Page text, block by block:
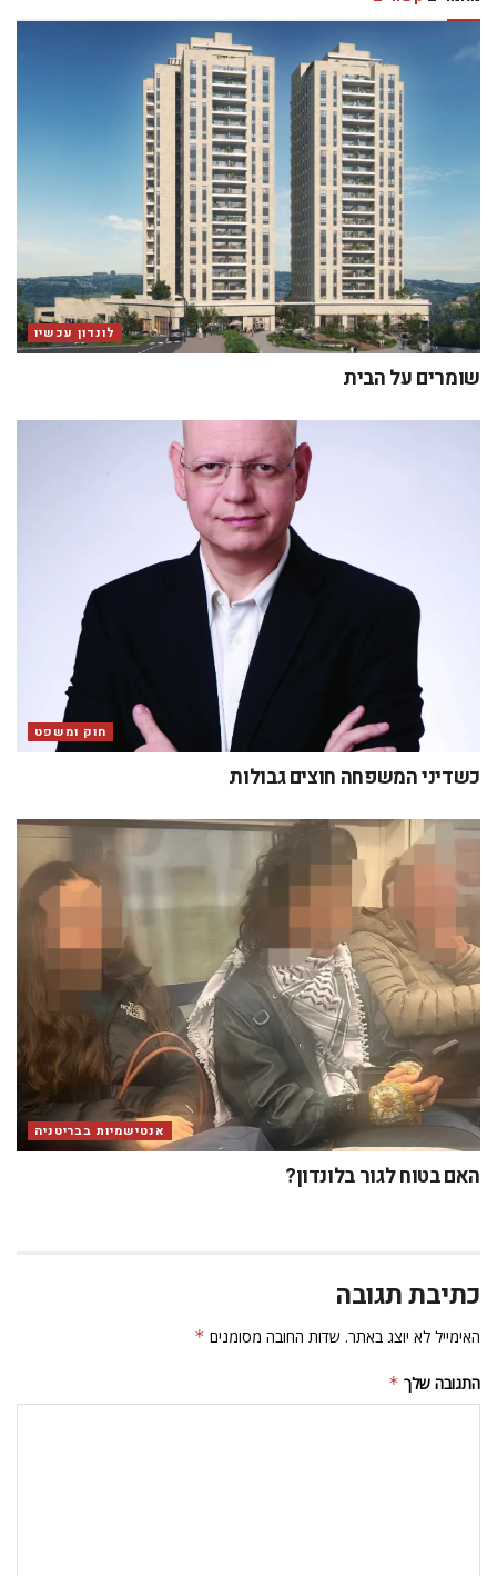
לונדון עכשיו
שומרים על הבית
חוק ומשפט
כשדיני המשפחה חוצים גבולות
אנטישמיות בבריטניה
האם בטוח לגור בלונדון?
כתיבת תגובה
האימייל לא יוצג באתר. שדות החובה מסומנים *
התגובה שלך *